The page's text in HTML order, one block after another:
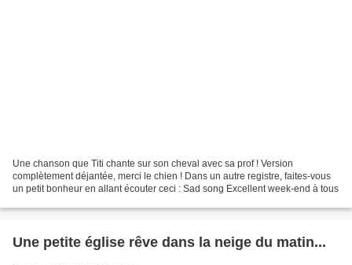
Une chanson que Titi chante sur son cheval avec sa prof ! Version
complètement déjantée, merci le chien ! Dans un autre registre, faites-vous
un petit bonheur en allant écouter ceci : Sad song Excellent week-end à tous
Une petite église rêve dans la neige du matin...